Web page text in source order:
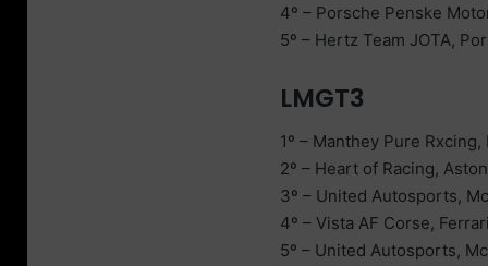
4º – Porsche Penske
5º – Hertz Team JOTA,
LMGT3
1º – Manthey Pure
2º – Heart of Racing,
3º – United Autosports,
4º – Vista AF Corse,
5º – United Autosports,